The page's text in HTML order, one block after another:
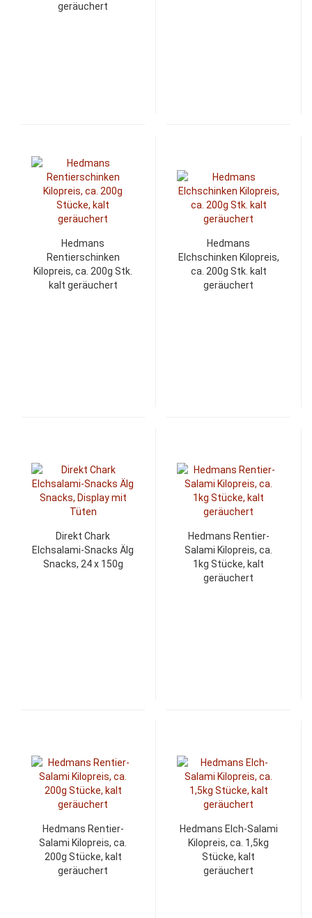
geräuchert
Hedmans
Rentierschinken
Kilopreis, ca. 200g Stk.
kalt geräuchert
Hedmans
Elchschinken Kilopreis,
ca. 200g Stk. kalt
geräuchert
Direkt Chark
Elchsalami-Snacks Älg
Snacks, 24 x 150g
Hedmans Rentier-
Salami Kilopreis, ca.
1kg Stücke, kalt
geräuchert
Hedmans Rentier-
Salami Kilopreis, ca.
200g Stücke, kalt
geräuchert
Hedmans Elch-Salami
Kilopreis, ca. 1,5kg
Stücke, kalt
geräuchert